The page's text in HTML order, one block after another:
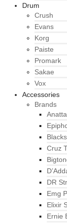
Drum
Crush
Evans
Korg
Paiste
Promark
Sakae
Vox
Accessories
Brands
Anatta
Cruz
DR
Emg
Elixir
Ernie